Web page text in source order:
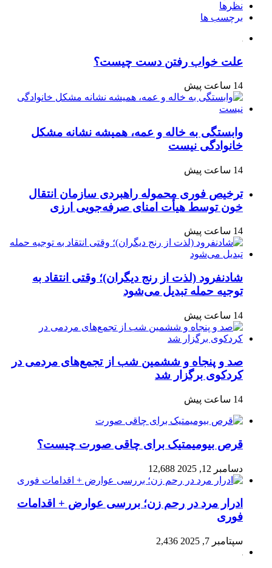
نظرها
برچسب ها
علت خواب رفتن دست چیست؟
14 ساعت پیش
وابستگی به خاله و عمه، همیشه نشانه مشکل
خانوادگی نیست
14 ساعت پیش
ترخیص فوری محموله راهبردی سازمان انتقال
خون توسط هیأت امنای صرفه‌جویی ارزی
14 ساعت پیش
شادنفرود (لذت از رنج دیگران)؛ وقتی انتقاد به
توجیه حمله تبدیل می‌شود
14 ساعت پیش
صد و پنجاه‌ و ششمین شب از تجمع‌های مردمی در
کردکوی برگزار شد
14 ساعت پیش
قرص بیومیمتیک برای چاقی صورت چیست؟
دسامبر 12, 2025 12,688
ادرار مرد در رحم زن؛ بررسی عوارض + اقدامات
فوری
سپتامبر 7, 2025 2,436